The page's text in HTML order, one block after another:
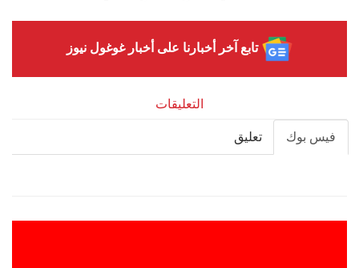
تابع آخر أخبارنا على أخبار غوغول نيوز
التعليقات
فيس بوك تعليق